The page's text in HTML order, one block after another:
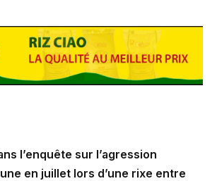
l’enquête sur l’agression
en juillet lors d’une rixe entre